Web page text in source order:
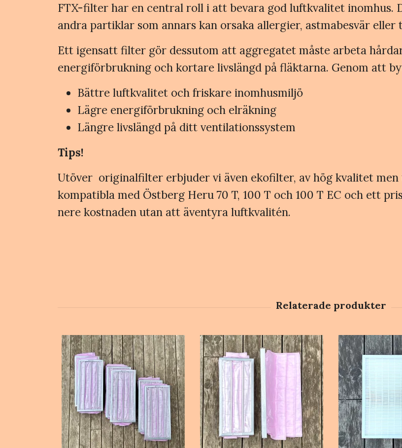
FTX-filter har en central roll i att bevara god luftkvalitet inomhus.
andra partiklar som annars kan orsaka allergier, astmabesvär
Ett igensatt filter gör dessutom att aggregatet måste arbeta
energiförbrukning och kortare livslängd på fläktarna. Genom att
Bättre luftkvalitet och friskare inomhusmiljö
Lägre energiförbrukning och elräkning
Längre livslängd på ditt ventilationssystem
Tips!
Utöver originalfilter erbjuder vi även ekofilter, av hög kvalitet
kompatibla med Östberg Heru 70 T, 100 T och 100 T EC och ett
nere kostnaden utan att äventyra luftkvalitén.